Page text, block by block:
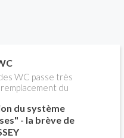
WC passe très
du
du système
- la brève de